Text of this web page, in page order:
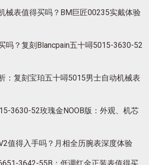
械表值得买吗？BM巨匠00235实戴体验
吗？复刻Blancpain五十噚5015-3630-52
：复刻宝珀五十噚5015男士自动机械表
3630-52玫瑰金NOOB版：外观、机芯
值得入手吗？月相全历腕表深度体验